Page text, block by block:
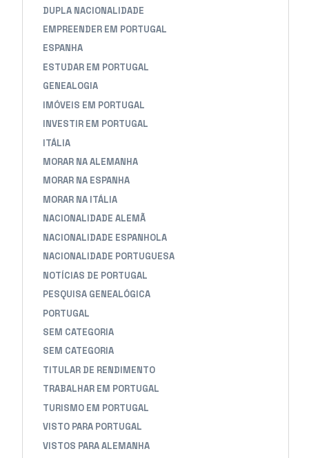
DUPLA NACIONALIDADE
EMPREENDER EM PORTUGAL
ESPANHA
ESTUDAR EM PORTUGAL
GENEALOGIA
IMÓVEIS EM PORTUGAL
INVESTIR EM PORTUGAL
ITÁLIA
MORAR NA ALEMANHA
MORAR NA ESPANHA
MORAR NA ITÁLIA
NACIONALIDADE ALEMÃ
NACIONALIDADE ESPANHOLA
NACIONALIDADE PORTUGUESA
NOTÍCIAS DE PORTUGAL
PESQUISA GENEALÓGICA
PORTUGAL
SEM CATEGORIA
SEM CATEGORIA
TITULAR DE RENDIMENTO
TRABALHAR EM PORTUGAL
TURISMO EM PORTUGAL
VISTO PARA PORTUGAL
VISTOS PARA ALEMANHA